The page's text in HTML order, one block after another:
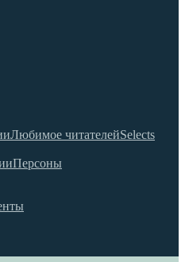
Любимое читателейSelects
Персоны